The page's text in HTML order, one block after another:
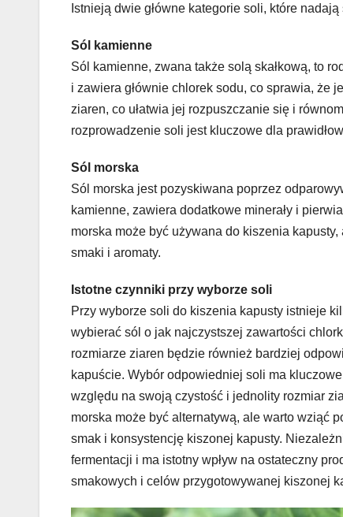
Istnieją dwie główne kategorie soli, które
Sól kamienne
Sól kamienne, zwana także solą skałkową, to
i zawiera głównie chlorek sodu, co sprawia, że
ziaren, co ułatwia jej rozpuszczanie się i
rozprowadzenie soli jest kluczowe dla
Sól morska
Sól morska jest pozyskiwana poprzez
kamienne, zawiera dodatkowe minerały i
morska może być używana do kiszenia
smaki i aromaty.
Istotne czynniki przy wyborze soli
Przy wyborze soli do kiszenia kapusty istnieje
wybierać sól o jak najczystszej zawartości
rozmiarze ziaren będzie również bardziej
kapuście. Wybór odpowiedniej soli ma
względu na swoją czystość i jednolity rozmiar
morska może być alternatywą, ale warto wziąć
smak i konsystencję kiszonej kapusty.
fermentacji i ma istotny wpływ na ostateczny
smakowych i celów przygotowywanej kiszonej